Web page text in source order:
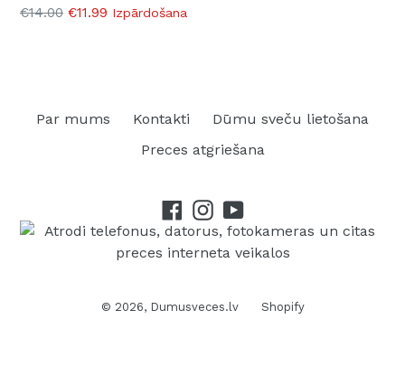
Parasti
€14.00 €11.99 Izpārdošana
Par mums Kontakti
Dūmu sveču lietošana
Preces atgriešana
Facebook
Instagram
YouTube
© 2026, Dumusveces.lv Shopify